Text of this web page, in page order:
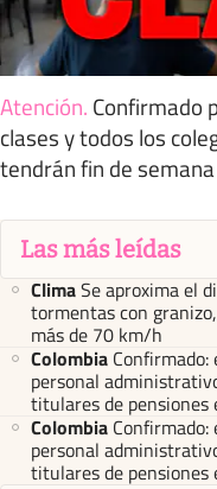
Atención. Confirmado
clases y todos los
tendrán fin de
Las más leídas
ClimaSe aproxima el
tormentas con
más de 70 km/h
Colombia Confirmado:
personal
titulares de pensiones
Colombia Confirmado:
personal
titulares de pensiones